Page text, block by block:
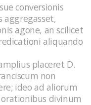
conversionis
aggregasset,
agone, an scilicet
aliquando
placeret D.
non
ideo ad aliorum
divinum